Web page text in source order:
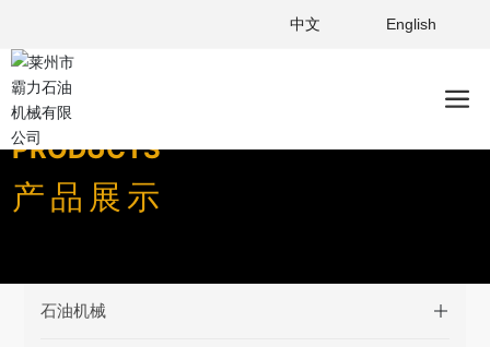
中文 English
PRODUCTS
产品展示
石油机械